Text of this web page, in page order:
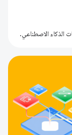
الذكاء الاصطناعي.